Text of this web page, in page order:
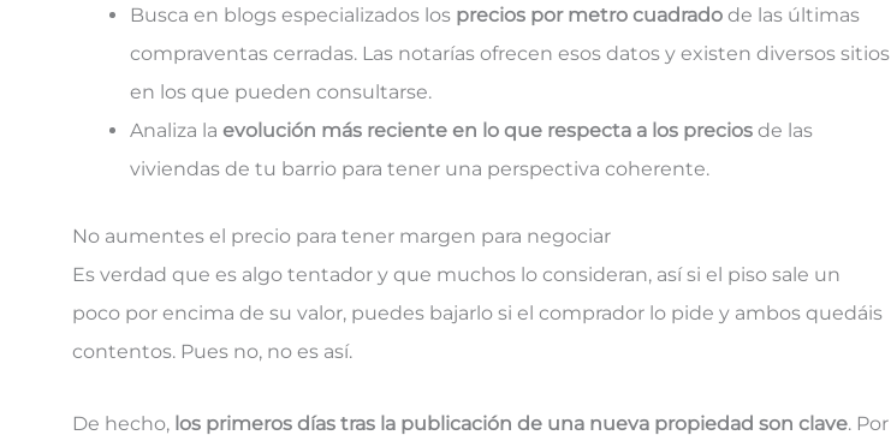
Busca en blogs especializados los precios por metro cuadrado de las últimas
compraventas cerradas. Las notarías ofrecen esos datos y existen diversos sitios
en los que pueden consultarse.
Analiza la evolución más reciente en lo que respecta a los precios de las
viviendas de tu barrio para tener una perspectiva coherente.
No aumentes el precio para tener margen para negociar
Es verdad que es algo tentador y que muchos lo consideran, así si el piso sale un
poco por encima de su valor, puedes bajarlo si el comprador lo pide y ambos quedáis
contentos. Pues no, no es así.
De hecho, los primeros días tras la publicación de una nueva propiedad son clave. Por